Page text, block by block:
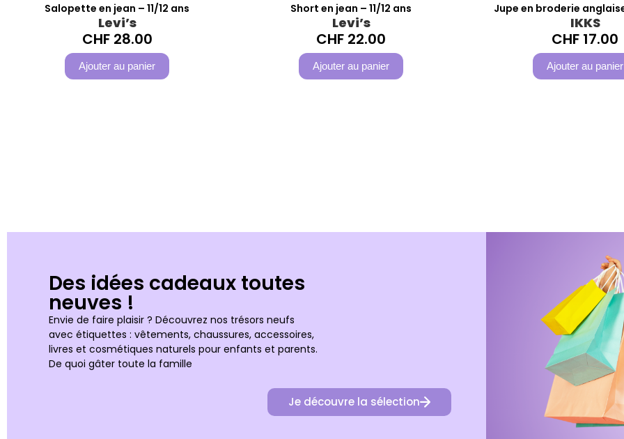
Salopette en jean – 11/12 ans
Levi’s
CHF28.00
Ajouter au panier
Short en jean – 11/12 ans
Levi’s
CHF 22.00
Ajouter au panier
Jupe en broderie
IKKS
CHF 17.00
Ajouter au panier
Des idées cadeaux toutes
neuves !
Envie de faire plaisir ? Découvrez nos trésors neufs
avec étiquettes : vêtements, chaussures, accessoires,
livres et cosmétiques naturels pour enfants et parents.
De quoi gâter toute la famille
Je découvre la sélection